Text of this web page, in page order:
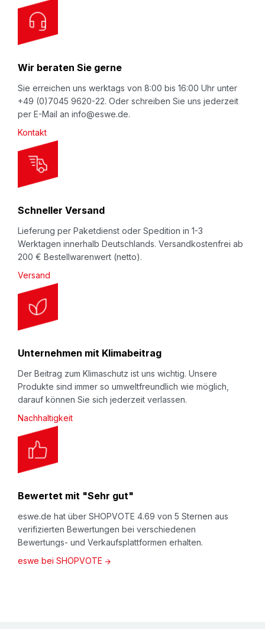
beraten Sie gerne und freuen uns auf Ihren
Anruf:+49 (0) 7045 / 9620-0
auf YouTube.eswe.de.
Beschreibung
Umweltfreundliche LDPE-Schaum-Polsterplatten
als Blockware (ohne Schweißnaht in der
Schaumplatte), stehen für Stoß- und Bruchschutz
Standardformat zum Selbstzuschneiden oder als
individuell fertig konfektionierter Zuschnitt.
Dabei bietet unsere LDPE-Schaum Blockware beste
Formstabilität und Wiederaufstelleigenschaften.
Hervorragender Dämpfschutz auch bei
wiederholten Stößen. Zudem ist LDPE-Schaum
widerstandsfähig gegen chemische Produkte und
Wasser. Daher universell einsetzbar; vom Schutz
Verpackungsmaterial. Die von uns auf dieser Seite
angebotene Blockware gehört zur Gruppe der
unvernetzten Polyethylen-Schäume und sind (bei
sortenreiner Entsorgung, natürlich) 100%
recyclingfähig.
O
u
r
e
w
s
e
t
e
r
Wir beraten Sie gerne
Sie erreichen uns werktags von 8:00 bis 16:00 Uhr unter
+49 (0)7045 9620-22. Oder schreiben Sie uns jederzeit
per E-Mail an info@eswe.de.
Kontakt
Schneller Versand
Lieferung per Paketdienst oder Spedition in 1-3
Werktagen innerhalb Deutschlands. Versandkostenfrei ab
200 € Bestellwarenwert (netto).
Versand
Unternehmen mit Klimabeitrag
Der Beitrag zum Klimaschutz ist uns wichtig. Unsere
Produkte sind immer so umweltfreundlich wie möglich,
darauf können Sie sich jederzeit verlassen.
Nachhaltigkeit
Bewertet mit "Sehr gut"
eswe.de hat über SHOPVOTE 4.69 von 5 Sternen aus
verifizierten Bewertungen bei verschiedenen
Bewertungs- und Verkaufsplattformen erhalten.
eswe bei SHOPVOTE